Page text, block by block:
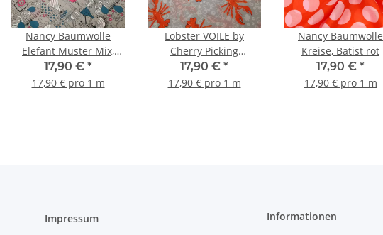
Nancy Baumwolle
Elefant Muster Mix,
Batist grau, petrol, pink,
weiß
17,90 € *
17,90 € pro 1 m
Lobster VOILE by
Cherry Picking
Baumwolle Hummer,
Batist grau, rot
17,90 € *
17,90 € pro 1 m
Nancy Baumwolle
Kreise, Batist rot
17,90 € *
17,90 € pro 1 m
Impressum
Informationen